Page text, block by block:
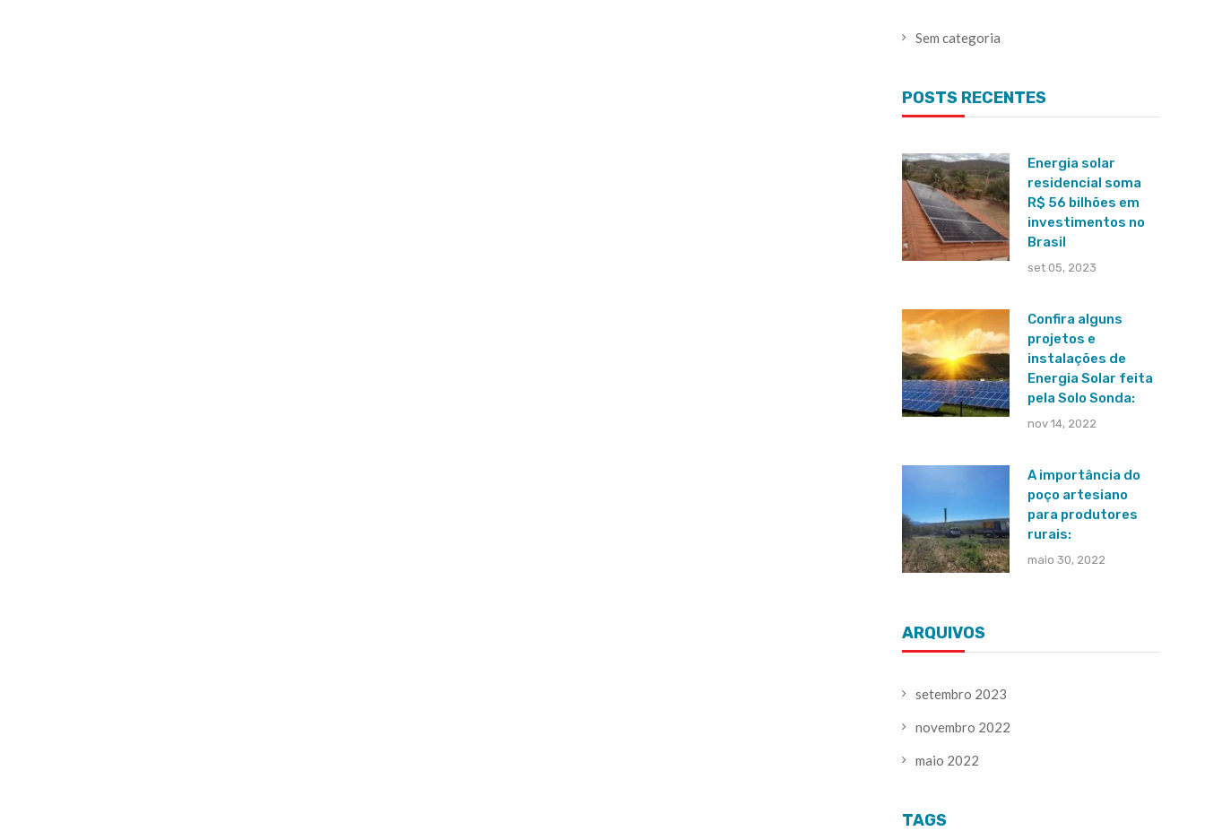
Sem categoria
POSTS RECENTES
Energia solar
residencial soma
R$ 56 bilhões em
investimentos no
Brasil
set 05, 2023
Confira alguns
projetos e
instalações de
Energia Solar feita
pela Solo Sonda:
nov 14, 2022
A importância do
poço artesiano
para produtores
rurais:
maio 30, 2022
ARQUIVOS
setembro 2023
novembro 2022
maio 2022
TAGS